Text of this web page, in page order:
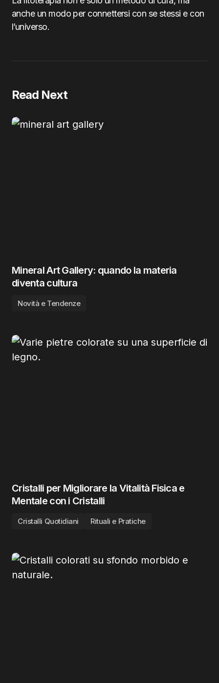
anche un modo per connettersi con se stessi e con
l’universo.
Read Next
Mineral Art Gallery: quando la materia
diventa cultura
Novità e Tendenze
Cristalli per Migliorare la Vitalità Fisica e
Mentale con i Cristalli
Cristalli Quotidiani Rituali e Pratiche